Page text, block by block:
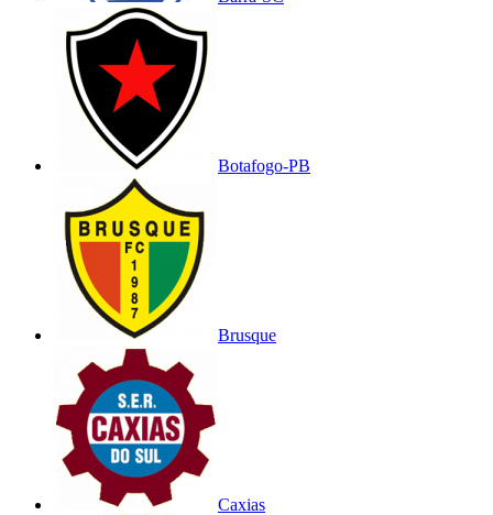
Botafogo-PB
Brusque
Caxias